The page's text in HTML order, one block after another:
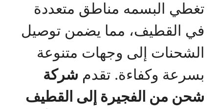
تغطي البسمه مناطق متعددة
في القطيف، مما يضمن توصيل
الشحنات إلى وجهات متنوعة
بسرعة وكفاءة. تقدم شركة
شحن من الفجيرة إلى القطيف